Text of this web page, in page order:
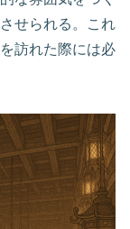
せられる。これ
訪れた際には必